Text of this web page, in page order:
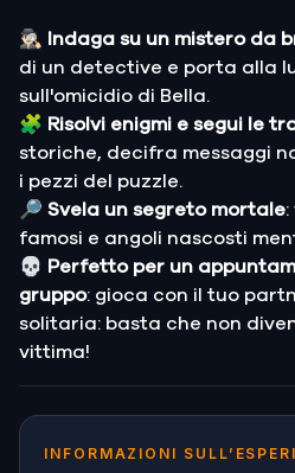
🕵🏻‍♂️ Indaga su un mistero da
di un detective e porta alla
sull'omicidio di Bella.
🧩 Risolvi enigmi e segui le
storiche, decifra messaggi
i pezzi del puzzle.
🔎 Svela un segreto mortale
famosi e angoli nascosti
💀 Perfetto per un
gruppo: gioca con il tuo
solitaria: basta che non
vittima!
INFORMAZIONI